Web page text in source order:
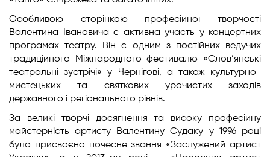
Особливою сторінкою професійної творчості
Валентина Івановича є активна участь у концертних
програмах театру. Він є одним з постійних ведучих
традиційного Міжнародного фестивалю «Слов’янські
театральні зустрічі» у Чернігові, а також культурно-
мистецьких та святкових урочистих заходів
державного і регіонального рівнів.
За великі творчі досягнення та високу професійну
майстерність артисту Валентину Судаку у 1996 році
було присвоєно почесне звання «Заслужений артист